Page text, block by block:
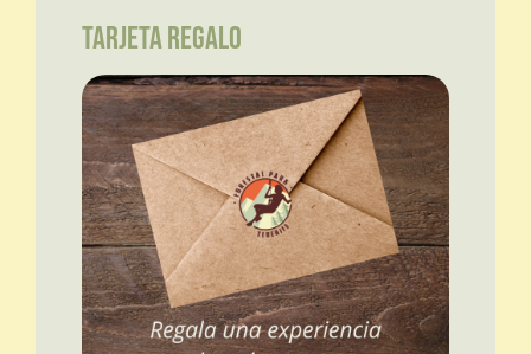
TARJETA REGALO